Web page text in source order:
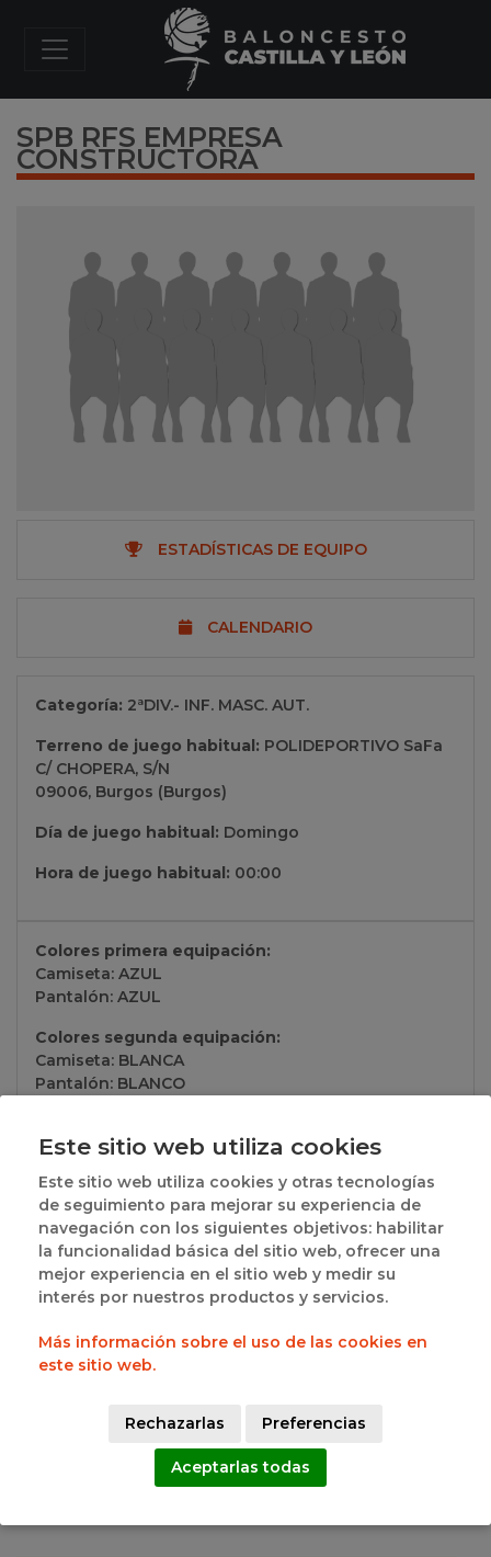
SPB RFS EMPRESA
CONSTRUCTORA
ESTADÍSTICAS DE EQUIPO
CALENDARIO
Categoría: 2ªDIV.- INF. MASC. AUT.
Terreno de juego habitual: POLIDEPORTIVO SaFa
C/ CHOPERA, S/N
09006, Burgos (Burgos)
Día de juego habitual: Domingo
Hora de juego habitual: 00:00
Colores primera equipación:
Camiseta: AZUL
Pantalón: AZUL
Colores segunda equipación:
Camiseta: BLANCA
Pantalón: BLANCO
San Pablo Burgos S.a.d.
Grupos a los que pertenece
· 1ª FASE - LIGA REGULAR (INFANTIL MASCULINO)
- GRUPO A: Ver resultados
SOCIOS
Este sitio web utiliza cookies
Este sitio web utiliza cookies y otras tecnologías
de seguimiento para mejorar su experiencia de
navegación con los siguientes objetivos: habilitar
la funcionalidad básica del sitio web, ofrecer una
mejor experiencia en el sitio web y medir su
interés por nuestros productos y servicios.
Más información sobre el uso de las cookies en
este sitio web.
Rechazarlas Preferencias
Aceptarlas todas